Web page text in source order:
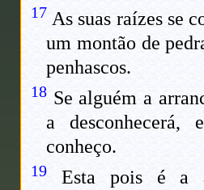
17 As suas raízes se
um montão de
penhascos.
18 Se alguém a
a
conheço.
19
Esta pois é a